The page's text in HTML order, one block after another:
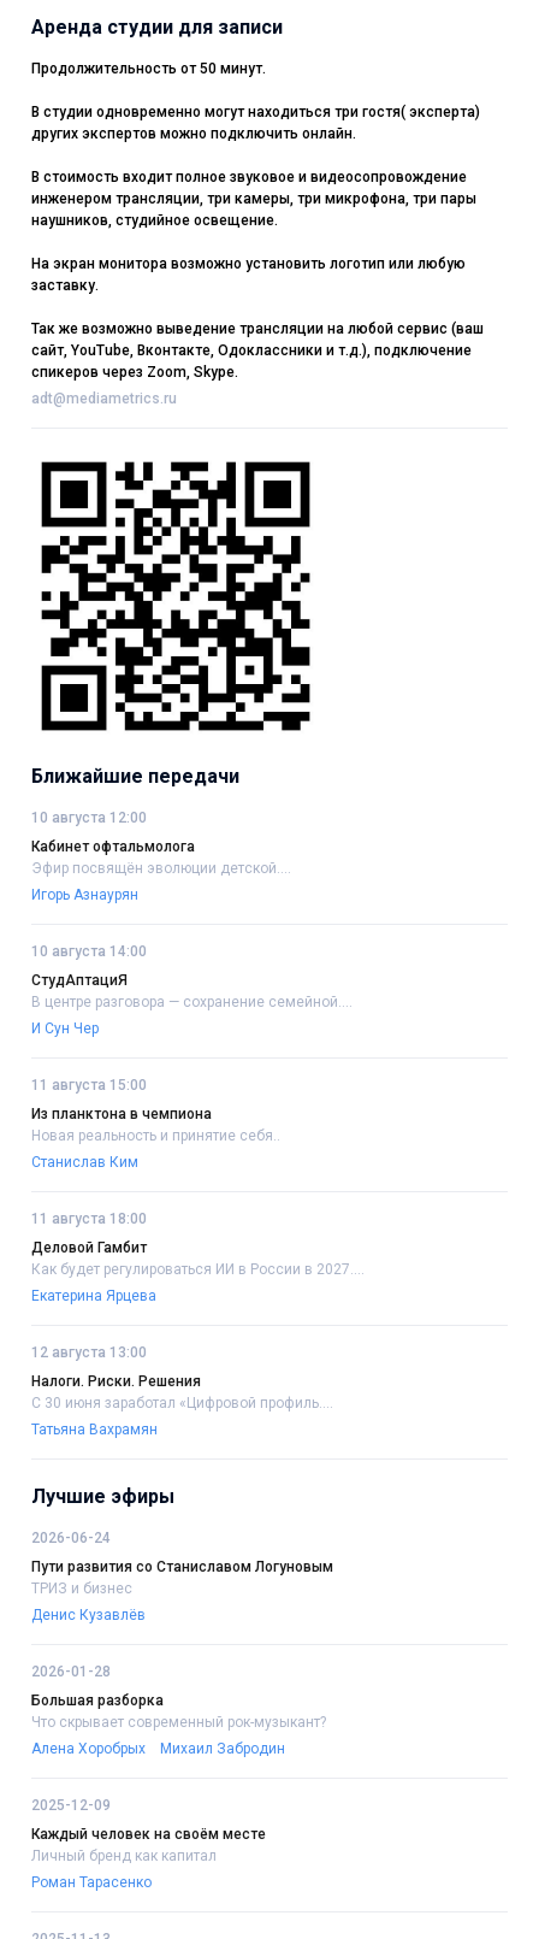
Аренда студии для записи
Продолжительность от 50 минут.
В студии одновременно могут находиться три гостя( эксперта)
других экспертов можно подключить онлайн.
В стоимость входит полное звуковое и видеосопровождение
инженером трансляции, три камеры, три микрофона, три пары
наушников, студийное освещение.
На экран монитора возможно установить логотип или любую
заставку.
Так же возможно выведение трансляции на любой сервис (ваш
сайт, YouTube, Вконтакте, Одоклассники и т.д.), подключение
спикеров через Zoom, Skype.
adt@mediametrics.ru
Ближайшие передачи
10 августа 12:00
Кабинет офтальмолога
Эфир посвящён эволюции детской....
Игорь Азнаурян
10 августа 14:00
СтудАптациЯ
В центре разговора — сохранение семейной....
И Сун Чер
11 августа 15:00
Из планктона в чемпиона
Новая реальность и принятие себя..
Станислав Ким
11 августа 18:00
Деловой Гамбит
Как будет регулироваться ИИ в России в 2027....
Екатерина Ярцева
12 августа 13:00
Налоги. Риски. Решения
С 30 июня заработал «Цифровой профиль....
Татьяна Вахрамян
Лучшие эфиры
2026-06-24
Пути развития со Станиславом Логуновым
ТРИЗ и бизнес
Денис Кузавлёв
2026-01-28
Большая разборка
Что скрывает современный рок-музыкант?
Алена Хоробрых
Михаил Забродин
2025-12-09
Каждый человек на своём месте
Личный бренд как капитал
Роман Тарасенко